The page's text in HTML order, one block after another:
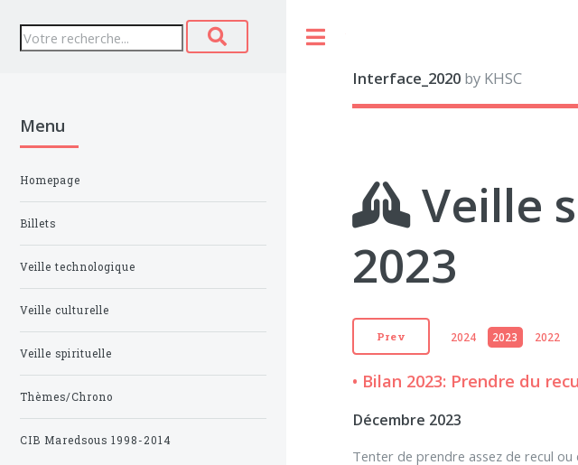
Interface_2020 by KHSC
Veille
2023
Prev 2024 2023 2022
• Bilan 2023: Prendre du
Décembre 2023
Tenter de prendre assez de recul
Menu
Homepage
Billets
Veille technologique
Veille culturelle
Veille spirituelle
Thèmes/Chrono
CIB Maredsous 1998-2014